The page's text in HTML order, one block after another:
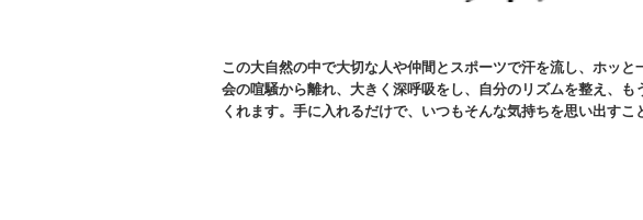
この大自然の中で⼤切な⼈や仲間とスポーツで汗を流し、ホッ
会の喧騒から離れ、⼤きく深呼吸をし、⾃分のリズムを整え、
くれます。⼿に⼊れるだけで、いつもそんな気持ちを思い出す